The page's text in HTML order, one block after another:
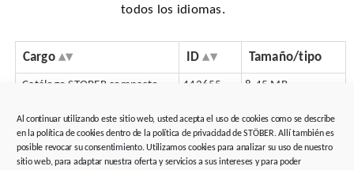
Al continuar utilizando este sitio web, usted acepta el uso de cookies como se describe
en la política de cookies dentro de la política de privacidad de STÖBER. Allí también es
posible revocar su consentimiento. Utilizamos cookies para analizar su uso de nuestro
sitio web, para adaptar nuestra oferta y servicios a sus intereses y para poder
todos los idiomas.
Cargo ID Tamaño/tipo
Catálogo STOBER compacto 442655
8.45 MB
Asesoramiento y asistencia